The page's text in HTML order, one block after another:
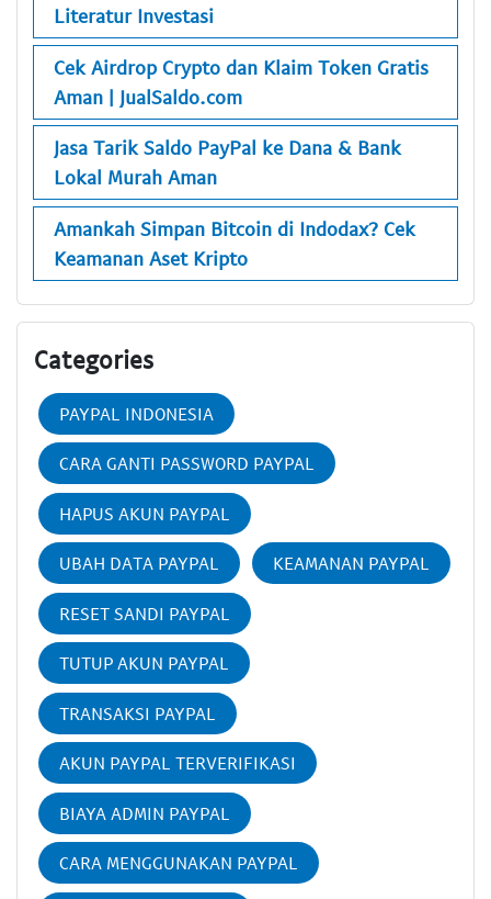
Literatur Investasi
Cek Airdrop Crypto dan Klaim Token Gratis
Aman | JualSaldo.com
Jasa Tarik Saldo PayPal ke Dana & Bank
Lokal Murah Aman
Amankah Simpan Bitcoin di Indodax? Cek
Keamanan Aset Kripto
Categories
PAYPAL INDONESIA
CARA GANTI PASSWORD PAYPAL
HAPUS AKUN PAYPAL
UBAH DATA PAYPAL KEAMANAN PAYPAL
RESET SANDI PAYPAL
TUTUP AKUN PAYPAL
TRANSAKSI PAYPAL
AKUN PAYPAL TERVERIFIKASI
BIAYA ADMIN PAYPAL
CARA MENGGUNAKAN PAYPAL